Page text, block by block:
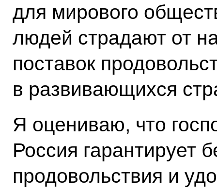
для мирового
людей страдают от
поставок
в развивающихся
Я оцениваю, что
Россия гарантирует
продовольствия и